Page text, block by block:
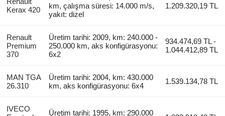
Kerax 420
km, çalışma süresi: 14.000 m/s,
yakıt: dizel
1.209.320,19 TL
Renault
Premium
370
Üretim tarihi: 2009, km: 240.000 -
250.000 km, aks konfigürasyonu:
6x2
934.474,69 TL -
1.044.412,89 TL
MAN TGA
26.310
Üretim tarihi: 2004, km: 430.000
km, aks konfigürasyonu: 6x4
1.539.134,78 TL
IVECO
Üretim tarihi: 1995, km: 290.000